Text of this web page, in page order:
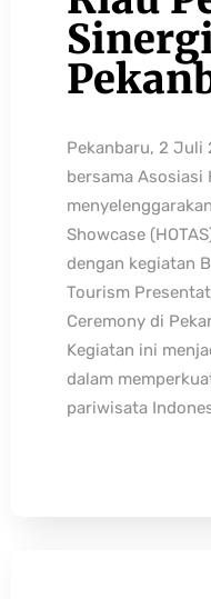
Pekanbaru, 2 Juli
bersama Asosiasi
Showcase
dengan kegiatan
Tourism
Ceremony di
Kegiatan ini
dalam
pariwisata